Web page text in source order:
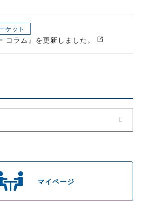
マイページ
ケット
コラム』を更新しました。